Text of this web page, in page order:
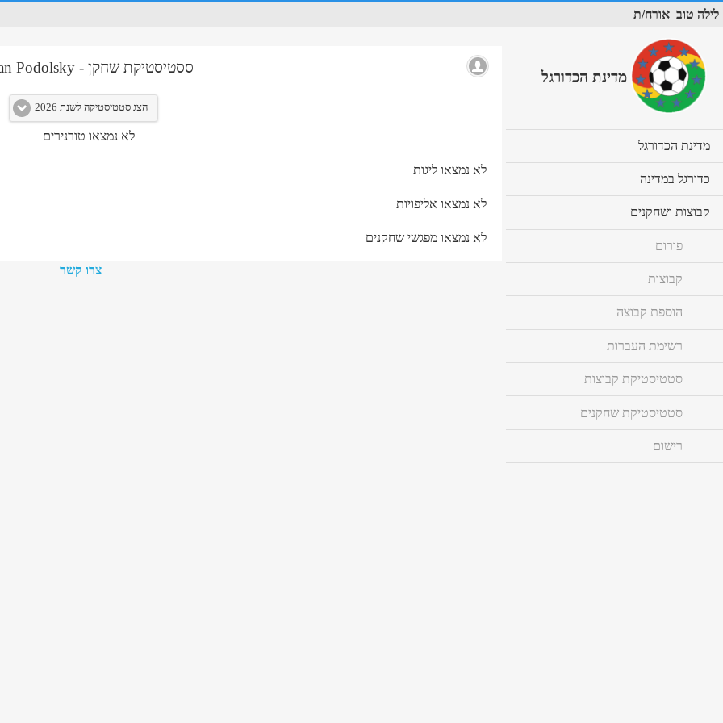
לילה טוב אורח/ת
ססטיסטיקת שחקן-
Podolsky
הצג סטטיסטיקה לשנת 2026
לא נמצאו טורנירים
לא נמצאו ליגות
לא נמצאו אליפויות
לא נמצאו מפגשי שחקנים
צרו קשר
מדינת הכדורגל
מדינת הכדורגל
to
כדורגל במדינה
to
קבוצות ושחקנים
to
פורום
קבוצות
הוספת קבוצה
רשימת העברות
סטטיסטיקת קבוצות
סטטיסטיקת שחקנים
רישום